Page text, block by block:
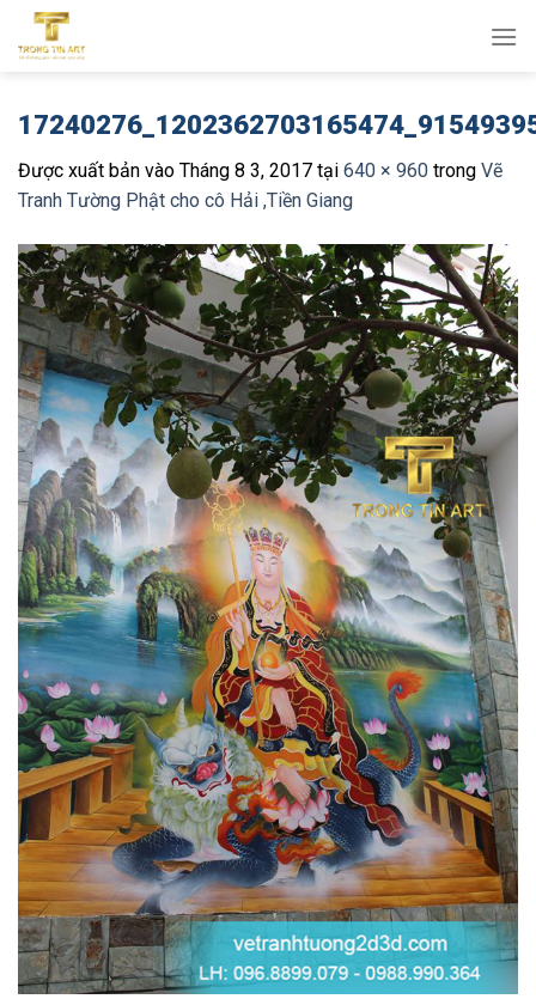
qua
Được xuất bản vào Tháng 8 3, 2017 tại 640 × 960 trong Vẽ
Tranh Tường Phật cho cô Hải ,Tiền Giang